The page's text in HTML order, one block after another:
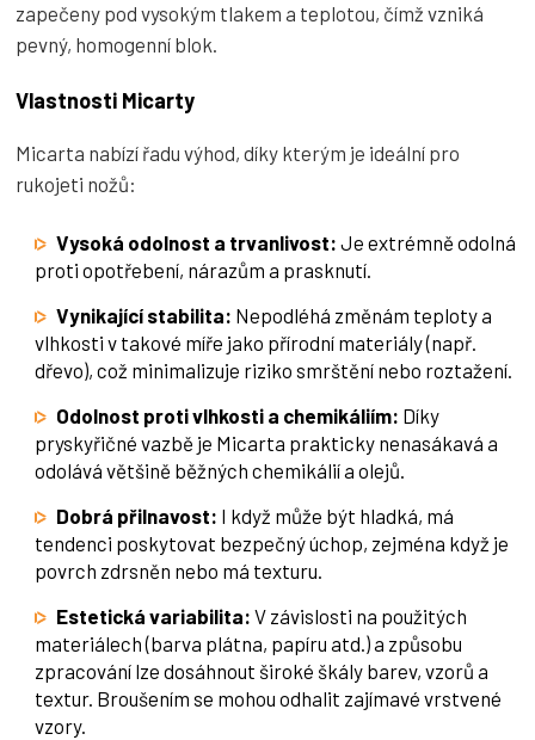
zapečeny pod vysokým tlakem a teplotou, čímž vzniká
pevný, homogenní blok.
Vlastnosti Micarty
Micarta nabízí řadu výhod, díky kterým je ideální pro
rukojeti nožů:
Vysoká odolnost a trvanlivost: Je extrémně odolná
proti opotřebení, nárazům a prasknutí.
Vynikající stabilita: Nepodléhá změnám teploty a
vlhkosti v takové míře jako přírodní materiály (např.
dřevo), což minimalizuje riziko smrštění nebo roztažení.
Odolnost proti vlhkosti a chemikáliím: Díky
pryskyřičné vazbě je Micarta prakticky nenasákavá a
odolává většině běžných chemikálií a olejů.
Dobrá přilnavost: I když může být hladká, má
tendenci poskytovat bezpečný úchop, zejména když je
povrch zdrsněn nebo má texturu.
Estetická variabilita: V závislosti na použitých
materiálech (barva plátna, papíru atd.) a způsobu
zpracování lze dosáhnout široké škály barev, vzorů a
textur. Broušením se mohou odhalit zajímavé vrstvené
vzory.